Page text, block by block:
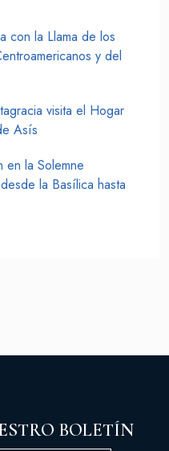
con la Llama de los
y del
visita el Hogar
Asís
en la Solemne
la Basílica hasta
BOLETÍN